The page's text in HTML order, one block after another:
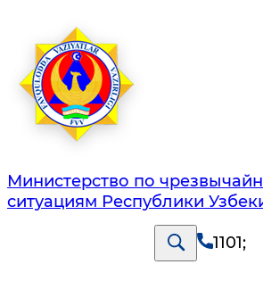
Министерство по
ситуациям Республики
1101;